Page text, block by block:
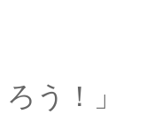
とー
「ちょ
ろう！」